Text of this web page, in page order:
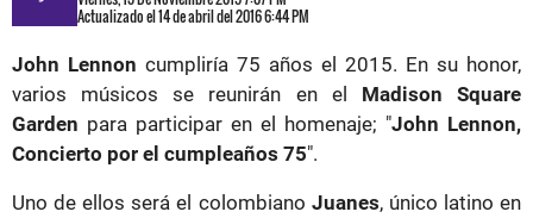
Actualizado el 14 de abril del 2016 6:44 PM
John Lennon cumpliría 75 años el 2015. En su honor,
varios músicos se reunirán en el Madison Square
Garden para participar en el homenaje; "John Lennon,
Concierto por el cumpleaños 75".
Uno de ellos será el colombiano Juanes, único latino en